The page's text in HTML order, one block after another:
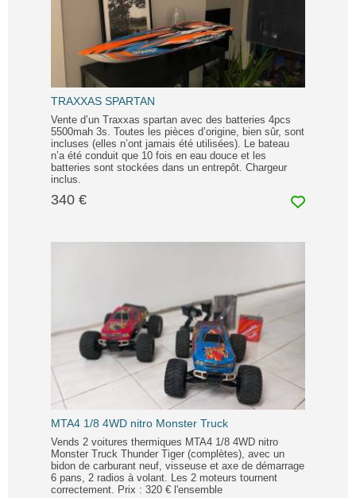
TRAXXAS SPARTAN
Vente d’un Traxxas spartan avec des batteries 4pcs
5500mah 3s. Toutes les pièces d’origine, bien sûr, sont
incluses (elles n’ont jamais été utilisées). Le bateau
n’a été conduit que 10 fois en eau douce et les
batteries sont stockées dans un entrepôt. Chargeur
inclus.
340 €
MTA4 1/8 4WD nitro Monster Truck
Vends 2 voitures thermiques MTA4 1/8 4WD nitro
Monster Truck Thunder Tiger (complètes), avec un
bidon de carburant neuf, visseuse et axe de démarrage
6 pans, 2 radios à volant. Les 2 moteurs tournent
correctement. Prix : 320 € l'ensemble